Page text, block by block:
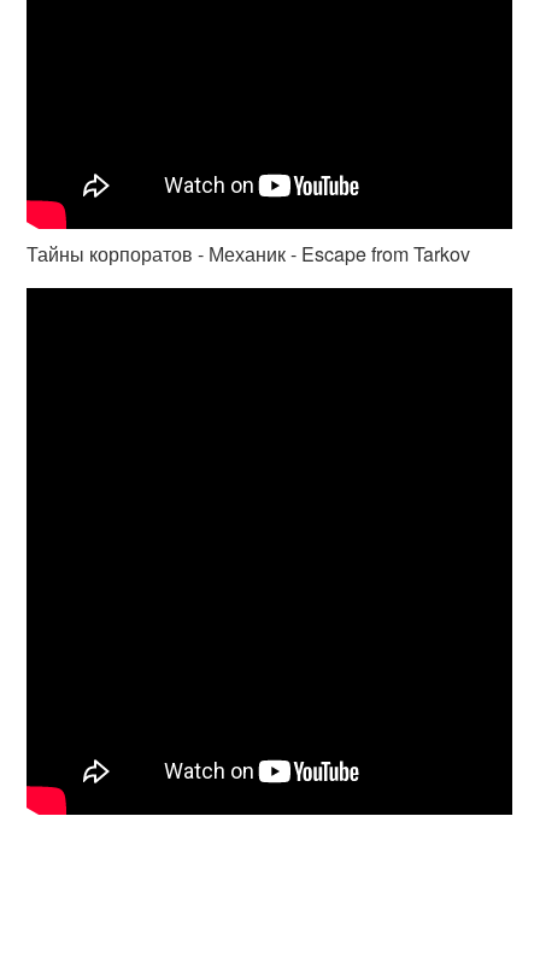
Тайны корпоратов - Механик - Escape from Tarkov